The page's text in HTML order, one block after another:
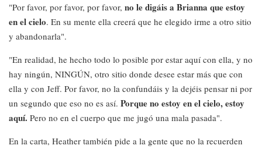
"Por favor, por favor, por favor, no le digáis a Brianna que estoy
en el cielo. En su mente ella creerá que he elegido irme a otro sitio
y abandonarla".
"En realidad, he hecho todo lo posible por estar aquí con ella, y no
hay ningún, NINGÚN, otro sitio donde desee estar más que con
ella y con Jeff. Por favor, no la confundáis y la dejéis pensar ni por
un segundo que eso no es así. Porque no estoy en el cielo, estoy
aquí. Pero no en el cuerpo que me jugó una mala pasada".
En la carta, Heather también pide a la gente que no la recuerden